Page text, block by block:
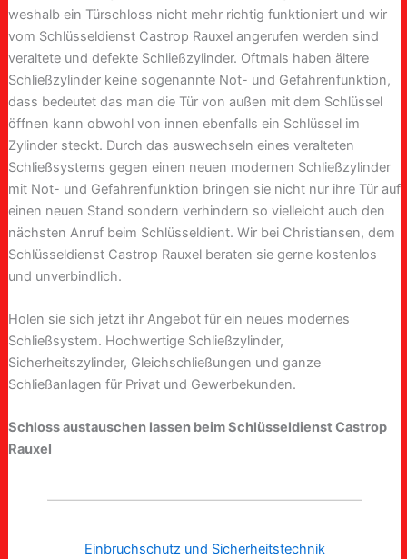
weshalb ein Türschloss nicht mehr richtig funktioniert und wir
vom Schlüsseldienst Castrop Rauxel angerufen werden sind
veraltete und defekte Schließzylinder. Oftmals haben ältere
Schließzylinder keine sogenannte Not- und Gefahrenfunktion,
dass bedeutet das man die Tür von außen mit dem Schlüssel
öffnen kann obwohl von innen ebenfalls ein Schlüssel im
Zylinder steckt. Durch das auswechseln eines veralteten
Schließsystems gegen einen neuen modernen Schließzylinder
mit Not- und Gefahrenfunktion bringen sie nicht nur ihre Tür auf
einen neuen Stand sondern verhindern so vielleicht auch den
nächsten Anruf beim Schlüsseldient. Wir bei Christiansen, dem
Schlüsseldienst Castrop Rauxel beraten sie gerne kostenlos
und unverbindlich.
Holen sie sich jetzt ihr Angebot für ein neues modernes
Schließsystem. Hochwertige Schließzylinder,
Sicherheitszylinder, Gleichschließungen und ganze
Schließanlagen für Privat und Gewerbekunden.
Schloss austauschen lassen beim Schlüsseldienst Castrop
Rauxel
Einbruchschutz und Sicherheitstechnik